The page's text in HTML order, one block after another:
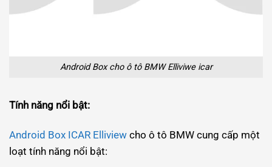
Android Box cho ô tô BMW Elliviwe icar
Tính năng nổi bật:
Android Box ICAR Elliview cho ô tô BMW cung cấp một
loạt tính năng nổi bật: